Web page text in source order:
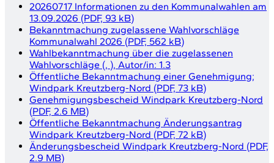
20260717 Informationen zu den Kommunalwahlen am
13.09.2026 (PDF, 93 kB)
Bekanntmachung zugelassene Wahlvorschläge
Kommunalwahl 2026 (PDF, 562 kB)
Wahlbekanntmachung über die zugelassenen
Wahlvorschläge (, ), Autor/in: 1.3
Öffentliche Bekanntmachung einer Genehmigung;
Windpark Kreutzberg-Nord (PDF, 73 kB)
Genehmigungsbescheid Windpark Kreutzberg-Nord
(PDF, 2.6 MB)
Öffentliche Bekanntmachung Änderungsantrag
Windpark Kreutzberg-Nord (PDF, 72 kB)
Änderungsbescheid Windpark Kreutzberg-Nord (PDF,
2.9 MB)